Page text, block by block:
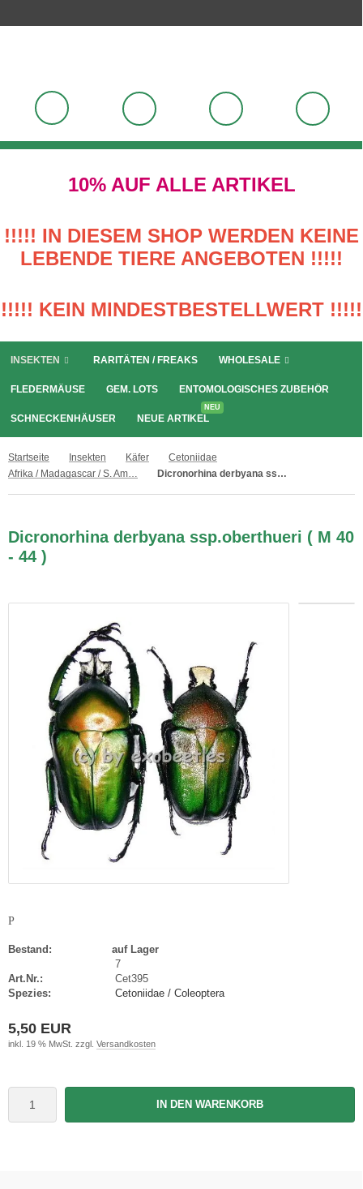
10% AUF ALLE ARTIKEL
!!!!! IN DIESEM SHOP WERDEN KEINE
LEBENDE TIERE ANGEBOTEN !!!!!
!!!!! KEIN MINDESTBESTELLWERT !!!!!
INSEKTEN RARITÄTEN / FREAKS WHOLESALE
FLEDERMÄUSE GEM. LOTS ENTOMOLOGISCHES ZUBEHÖR
SCHNECKENHÄUSER NEUE ARTIKEL
NEU
Startseite Insekten Käfer
Cetoniidae
Afrika / Madagascar / S. Amerika
Dicronorhina derbyana ssp.oberthueri ( M 40 - 44 )
Dicronorhina derbyana ssp.oberthueri ( M 40
- 44 )
P
Bestand:
auf Lager
7
Art.Nr.:
Cet395
Spezies:
Cetoniidae / Coleoptera
5,50 EUR
inkl. 19 % MwSt. zzgl. Versandkosten
IN DEN WARENKORB